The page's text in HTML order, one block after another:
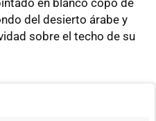
del desierto árabe y
sobre el techo de su